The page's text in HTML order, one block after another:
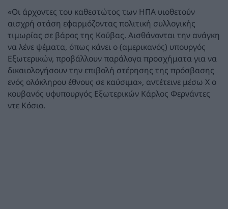
«Οι άρχοντες του καθεστώτος των ΗΠΑ υιοθετούν
αισχρή στάση εφαρμόζοντας πολιτική συλλογικής
τιμωρίας σε βάρος της Κούβας. Αισθάνονται την ανάγκη
να λένε ψέματα, όπως κάνει ο (αμερικανός) υπουργός
Εξωτερικών, προβάλλουν παράλογα προσχήματα για να
δικαιολογήσουν την επιβολή στέρησης της πρόσβασης
ενός ολόκληρου έθνους σε καύσιμα», αντέτεινε μέσω X ο
κουβανός υφυπουργός Εξωτερικών Κάρλος Φερνάντες
ντε Κόσιο.